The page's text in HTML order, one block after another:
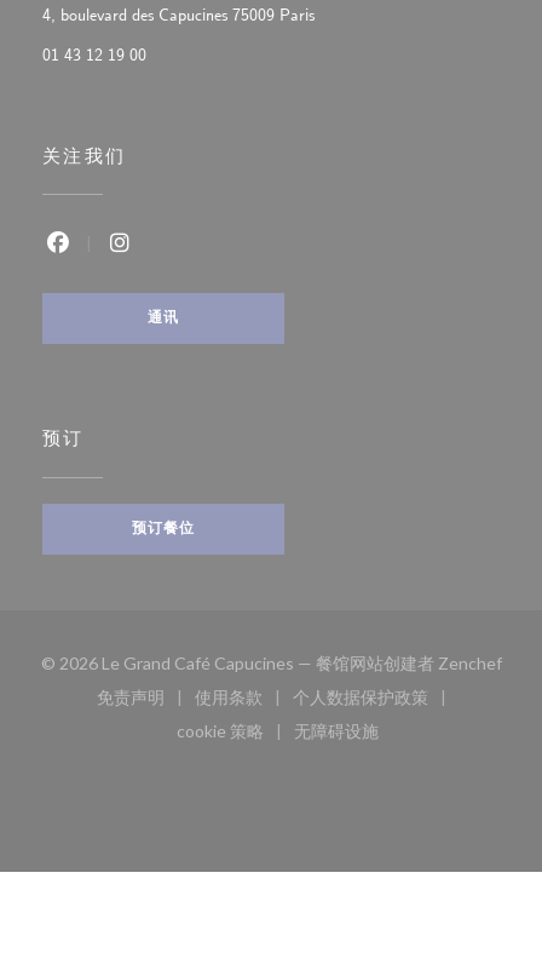
4, boulevard des Capucines 75009 Paris((在新窗口中打开))
01 43 12 19 00
关注我们
Facebook ((在新窗口中打开))
通讯
预订
预订餐位
© 2026 Le Grand Café Capucines — 餐馆网站创建者 Zenchef((在
免责声明
((在新窗口中打开))
使用条款
((在新窗口中打开))
个人数据保护政策
((在新窗口中打开))
cookie 策略
((在新窗口中打开))
无障碍设施
((在新窗口中打开))